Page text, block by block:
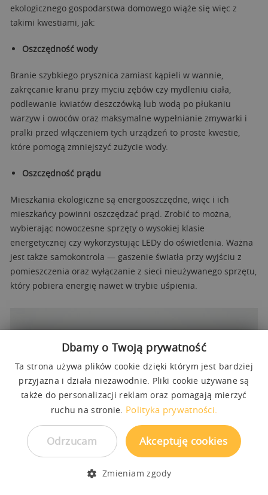
ekologicznego gospodarstwa domowego wiąże się więc z
takimi kwestiami, jak:
Oszczędność wody
Branie szybkiego prysznica zamiast kąpieli w wannie,
zakręcanie kranu przy myciu zębów czy mydleniu ciała,
podlewanie kwiatów deszczówką lub wodą po płukaniu
warzyw i owoców oraz maksymalne wypełnianie zmywarki i
pralki przed włączeniem tych urządzeń to proste kwestie,
które pomogą zmniejszyć zużycie wody.
Oszczędność prądu
Mieszkania ekologiczne są energooszczędne, więc i ich
mieszkańcy powinni oszczędzać prąd. Zrobić to można,
wybierając nowoczesne sprzęty o wysokiej klasie
energetycznej czy wykorzystując LEDy do oświetlenia. Ważna
jest także samokontrola — gaszenie światła przy wyjściu z
pomieszczenia oraz wyłączanie z sieci nieużywanego sprzętu,
który pobiera energię nawet w trybie uśpienia.
Dbamy o Twoją prywatność
Ta strona używa plików cookie dzięki którym jest bardziej
przyjazna i działa niezawodnie. Pliki cookie używane są
także do personalizacji reklam oraz pomagają mierzyć
ruchu na stronie. Polityka prywatności.
Akceptuję cookies
Odrzucam
Zmieniam zgody